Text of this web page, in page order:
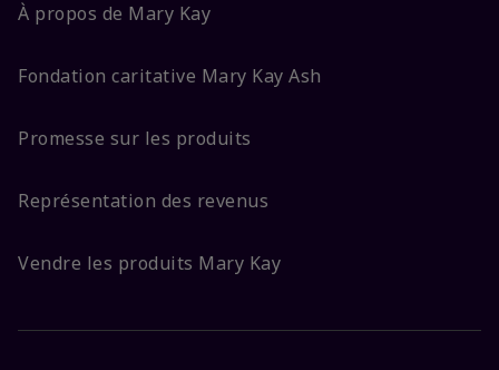
À propos de Mary Kay
Fondation caritative Mary Kay Ash
Promesse sur les produits
Représentation des revenus
Vendre les produits Mary Kay